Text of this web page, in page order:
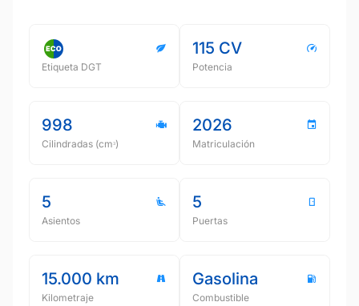
Etiqueta DGT
115 CV
Potencia
998
Cilindradas (cmᵌ)
2026
Matriculación
5
Asientos
5
Puertas
15.000 km
Kilometraje
Gasolina
Combustible